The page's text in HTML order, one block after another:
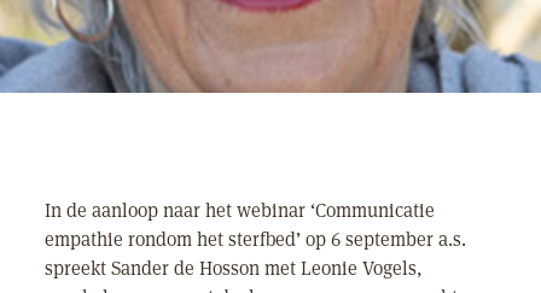
In de aanloop naar het webinar ‘Communicatie
empathie rondom het sterfbed’ op 6 september a.s.
spreekt Sander de Hosson met Leonie Vogels,